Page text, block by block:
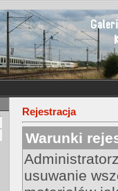
Rejestracja
Warunki
usuwanie